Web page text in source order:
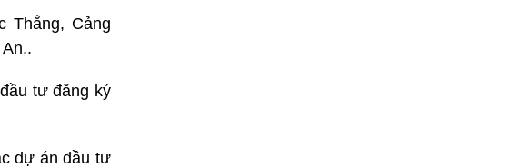
Thắng, Cảng
tư đăng ký
dự án đầu tư